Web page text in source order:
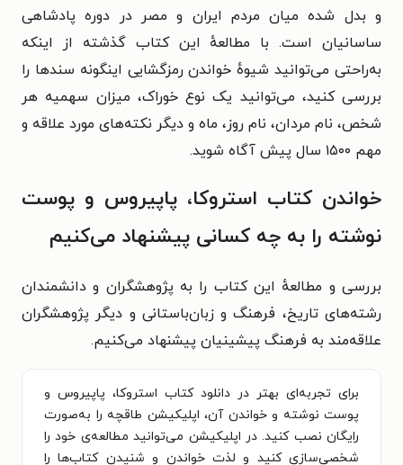
و بدل شده میان مردم ایران و مصر در دوره پادشاهی
ساسانیان است. با مطالعهٔ این کتاب گذشته از اینکه
به‌راحتی می‌توانید شیوهٔ خواندن رمزگشایی اینگونه سندها را
بررسی کنید، می‌توانید یک نوع خوراک، میزان سهمیه هر
شخص، نام مردان، نام روز، ماه و دیگر نکته‌های مورد علاقه و
مهم ۱۵۰۰ سال پیش آگاه شوید.
خواندن کتاب استروکا، پاپیروس و پوست
نوشته را به چه کسانی پیشنهاد می‌کنیم
بررسی و مطالعهٔ این کتاب را به پژوهشگران و دانشمندان
رشته‌های تاریخ، فرهنگ و زبان‎‌باستانی و دیگر پژوهشگران
علاقه‌مند به فرهنگ پیشینیان پیشنهاد می‌کنیم.
برای تجربه‌ای بهتر در دانلود کتاب استروکا، پاپیروس و
پوست نوشته و خواندن آن، اپلیکیشن طاقچه را به‌صورت
رایگان نصب کنید. در اپلیکیشن می‌توانید مطالعه‌ی خود را
شخصی‌سازی کنید و لذت خواندن و شنیدن کتاب‌ها را